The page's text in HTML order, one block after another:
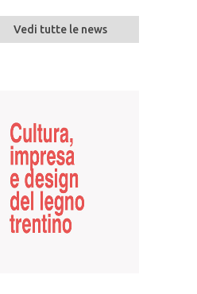
Vedi tutte le news